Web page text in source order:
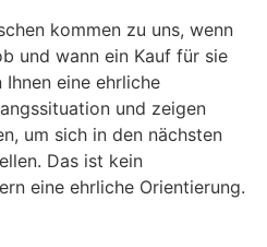
kommen zu uns, wenn
und wann ein Kauf für sie
eine ehrliche
und zeigen
um sich in den nächsten
Das ist kein
eine ehrliche Orientierung.